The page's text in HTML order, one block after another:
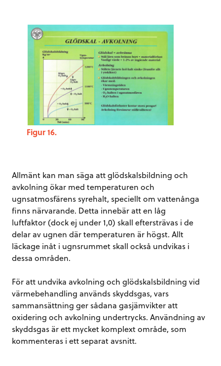
Figur 16.
Allmänt kan man säga att glödskalsbildning och
avkolning ökar med temperaturen och
ugnsatmosfärens syrehalt, speciellt om vattenånga
finns närvarande. Detta innebär att en låg
luftfaktor (dock ej under 1,0) skall eftersträvas i de
delar av ugnen där temperaturen är högst. Allt
läckage inåt i ugnsrummet skall också undvikas i
dessa områden.
För att undvika avkolning och glödskalsbildning vid
värmebehandling används skyddsgas, vars
sammansättning ger sådana gasjämvikter att
oxidering och avkolning undertrycks. Användning av
skyddsgas är ett mycket komplext område, som
kommenteras i ett separat avsnitt.